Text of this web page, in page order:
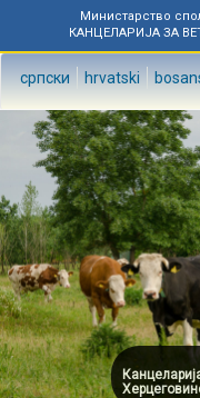
Министарство
КАНЦЕЛАРИЈА ЗА
српски hrvatski